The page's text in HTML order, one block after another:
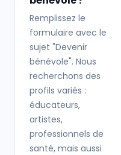
Remplissez le
formulaire avec le
sujet "Devenir
bénévole". Nous
recherchons des
profils variés :
éducateurs,
artistes,
professionnels de
santé, mais aussi